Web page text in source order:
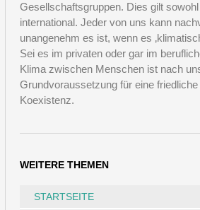
Gesellschaftsgruppen. Dies gilt
international. Jeder von uns kann
unangenehm es ist, wenn es
Sei es im privaten oder gar im
Klima zwischen Menschen ist nach
Grundvoraussetzung für eine
Koexistenz.
WEITERE THEMEN
STARTSEITE